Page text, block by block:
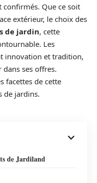
confirmés. Que ce soit
extérieur, le choix des
de jardin, cette
Les
innovation et tradition,
dans ses offres.
facettes de cette
de jardins.
de Jardiland